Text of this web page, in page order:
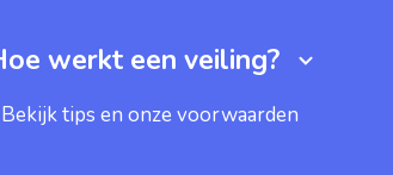
werkt een veiling?
Bekijk tips en onze voorwaarden